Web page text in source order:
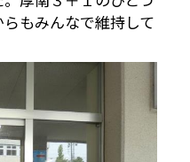
らもみんなで維持して